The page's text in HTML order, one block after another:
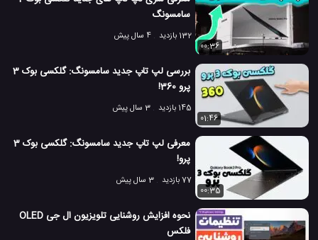
سامسونگ
132 بازدید
4 سال پیش
00:36
بررسی لپ تاپ جدید سامسونگ: گلکسی بوک 3
پرو 360!
145 بازدید
3 سال پیش
01:46
معرفی لپ تاپ جدید سامسونگ: گلکسی بوک 3
پرو!
77 بازدید
3 سال پیش
00:35
نحوه افزایش روشنایی تلویزیون ال جی OLED
فلکس